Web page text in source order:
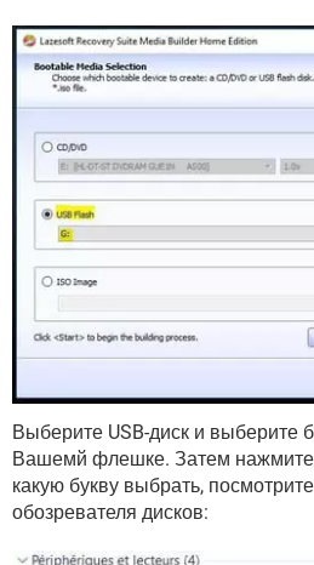
Выберите USB-диск и выберите
Вашемй флешке. Затем нажмите
какую букву выбрать,
обозревателя дисков: